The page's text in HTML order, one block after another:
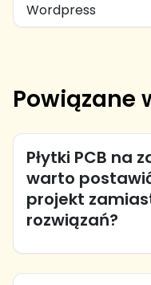
Wordpress
Powiązane
Płytki PCB na
warto
projekt
rozwiązań?